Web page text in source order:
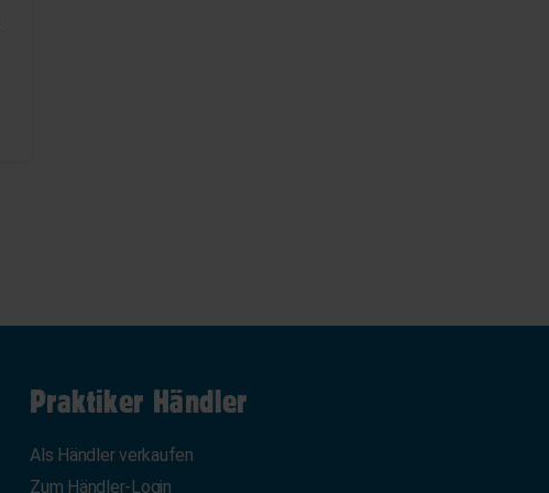
Praktiker Händler
Als Händler verkaufen
Zum Händler-Login